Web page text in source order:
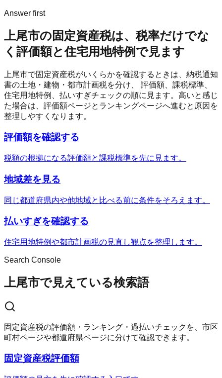
Answer first
上尾市の固定資産税は、税率だけでな
く評価額と住宅用地特例で見ます
上尾市で固定資産税がいくらかを確認するときは、納税通知
書の土地・建物・都市計画税を分け、 評価額、課税標準、
住宅用地特例、払いすぎチェックの順に見ます。高いと感じ
た場合は、評価額ページとランキングページへ進むと原因を
整理しやすくなります。
評価額を確認する
税額の根拠になる評価額と課税標準を先に見ます。
地域差を見る
同じ都道府県内や他地域と比べる前に条件をそろえます。
払いすぎを確認する
住宅用地特例や都市計画税の見直し観点を整理します。
Search Console
上尾市で見えている検索語
固定資産税の評価額・ランキング・過払いチェックを、市区
町村ページや都道府県ページに分けて確認できます。
固定資産税評価額